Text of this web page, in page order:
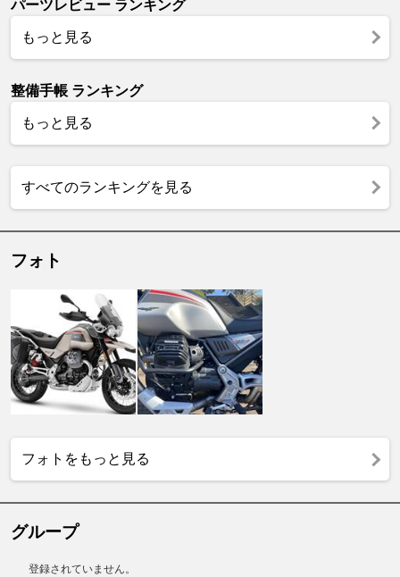
パーツレビュー ランキング
もっと見る
整備手帳 ランキング
もっと見る
すべてのランキングを見る
フォト
フォトをもっと見る
グループ
登録されていません。